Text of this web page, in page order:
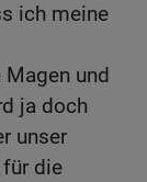
ich meine
Magen und
ja doch
unser
die